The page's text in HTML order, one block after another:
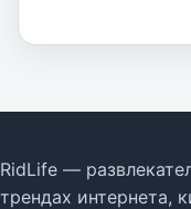
RidLife —
трендах интернета,